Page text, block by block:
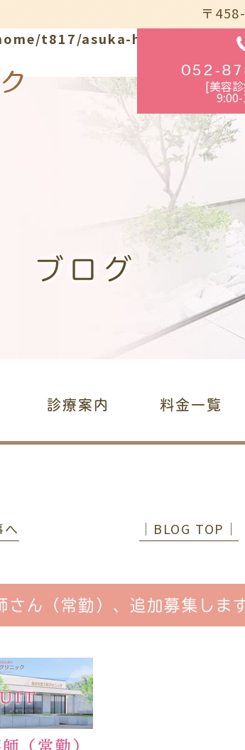
t817/asuka-hifuka.com/
〒
052-
[美容
ブログ
診療案内 料金一覧
へ │BLOG TOP│
さん（常勤）、追加募集しま